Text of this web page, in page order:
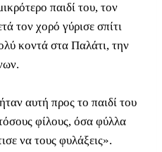
παιδί του, τον
τον χορό γύρισε σπίτι
κοντά στα Παλάτι, την
αυτή προς το παιδί του
φίλους, όσα φύλλα
να τους φυλάξεις».